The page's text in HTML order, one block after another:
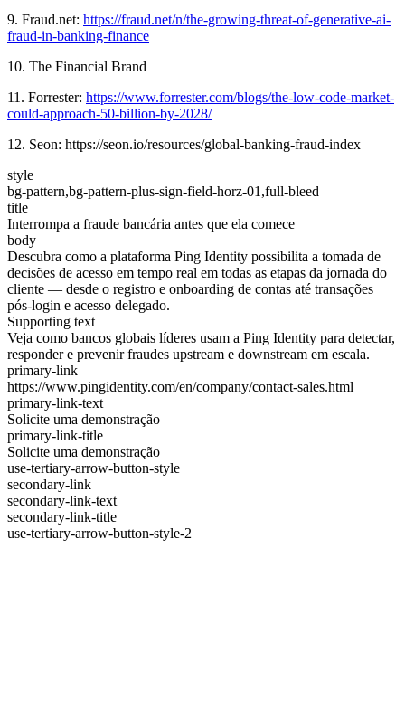
9. Fraud.net: https://fraud.net/n/the-growing-threat-of-generative-ai-
fraud-in-banking-finance
10. The Financial Brand
11. Forrester: https://www.forrester.com/blogs/the-low-code-market-
could-approach-50-billion-by-2028/
12. Seon: https://seon.io/resources/global-banking-fraud-index
style
bg-pattern,bg-pattern-plus-sign-field-horz-01,full-bleed
title
Interrompa a fraude bancária antes que ela comece
body
Descubra como a plataforma Ping Identity possibilita a tomada de
decisões de acesso em tempo real em todas as etapas da jornada do
cliente — desde o registro e onboarding de contas até transações
pós-login e acesso delegado.
Supporting text
Veja como bancos globais líderes usam a Ping Identity para detectar,
responder e prevenir fraudes upstream e downstream em escala.
primary-link
https://www.pingidentity.com/en/company/contact-sales.html
primary-link-text
Solicite uma demonstração
primary-link-title
Solicite uma demonstração
use-tertiary-arrow-button-style
secondary-link
secondary-link-text
secondary-link-title
use-tertiary-arrow-button-style-2